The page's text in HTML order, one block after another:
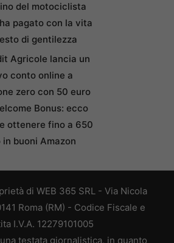
del motociclista
pagato con la vita
di gentilezza
Agricole lancia un
conto online a
zero con 50 euro
Bonus: ecco
ottenere fino a 650
in buoni Amazon
di WEB 365 SRL - Via Nicola
Roma (RM) - Codice Fiscale e
I.V.A. 12279101005
testata giornalistica, in quanto